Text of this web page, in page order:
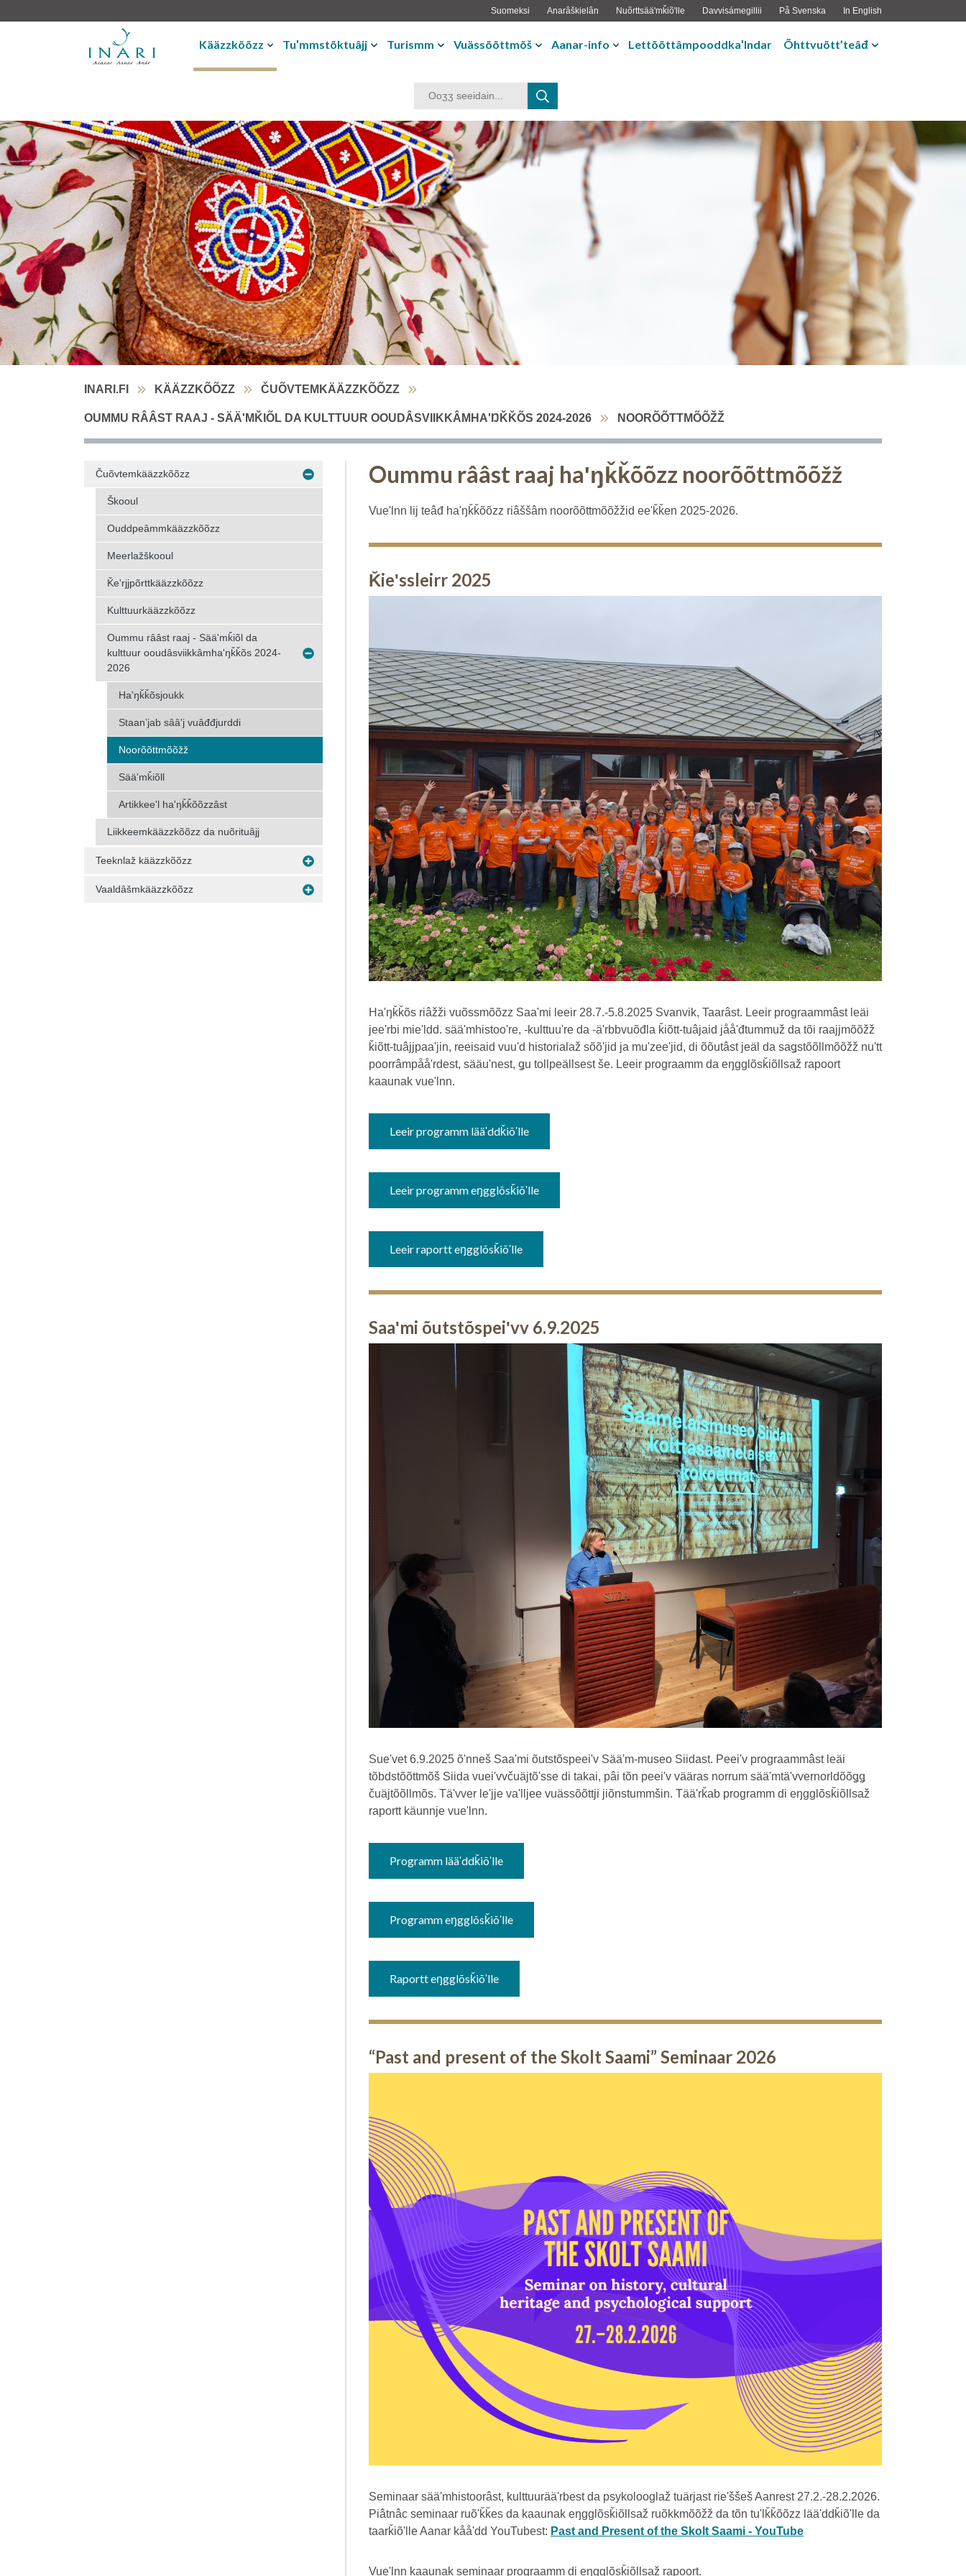
Suomeksi Anarâškielân Nuõrttsääʹmǩiõʹlle Davvisámegillii På Svenska In English
Kääzzkõõzz Tuʹmmstõktuâjj Turismm Vuässõõttmõš Aanar-info Lettõõttâmpooddkaʹlndar Õhttvuõtt’teâđ
INARI.FI KÄÄZZKÕÕZZ ČUÕVTEMKÄÄZZKÕÕZZ
OUMMU RÂÂST RAAJ - SÄÄʹMǨIÕL DA KULTTUUR OOUDÂSVIIKKÂMHAʹŊǨǨÕS 2024-2026 NOORÕÕTTMÕÕŽŽ
Čuõvtemkääzzkõõzz
Škooul
Ouddpeâmmkääzzkõõzz
Meerlažškooul
Ǩeʹrjjpõrttkääzzkõõzz
Kulttuurkääzzkõõzz
Oummu rââst raaj - Sääʹmǩiõl da
kulttuur ooudâsviikkâmhaʹŋǩǩõs 2024-
2026
Haʹŋǩǩõsjoukk
Staanʼjab sââʹj vuâđđjurddi
Noorõõttmõõžž
Sääʹmǩiõll
Artikkeeʹl haʹŋǩǩõõzzâst
Liikkeemkääzzkõõzz da nuõrituâjj
Teeknlaž kääzzkõõzz
Vaaldâšmkääzzkõõzz
Oummu rââst raaj haʹŋǩǩõõzz noorõõttmõõžž
Vueʹlnn lij teâđ haʹŋǩǩõõzz riâššâm noorõõttmõõžžid eeʹǩǩen 2025-2026.
Ǩieʹssleirr 2025
Haʹŋǩǩõs riâžži vuõssmõõzz Saaʹmi leeir 28.7.-5.8.2025 Svanvik, Taarâst. Leeir prograammâst leäi
jeeʹrbi mieʹldd. sääʹmhistooʹre, -kulttuuʹre da -äʹrbbvuõđla ǩiõtt-tuâjaid jååʹđtummuž da tõi raajjmõõžž
ǩiõtt-tuâjjpaaʹjin, reeisaid vuuʹd historialaž sõõʹjid ja muʹzeeʹjid, di õõutâst jeäl da saǥstõõllmõõžž nuʹtt
poorrâmpååʹrdest, sääuʹnest, ǥu tollpeällsest še. Leeir prograamm da eŋgglõsǩiõllsaž rapoort
kaaunak vueʹlnn.
Leeir programm lääʹddǩiõʹlle
Leeir programm eŋgglõsǩiõʹlle
Leeir raportt eŋgglõsǩiõʹlle
Saaʹmi õutstõspeiʹvv 6.9.2025
Sueʹvet 6.9.2025 õʹnneš Saaʹmi õutstõspeeiʹv Sääʹm-museo Siidast. Peeiʹv prograammâst leäi
tõbdstõõttmõš Siida vueiʹvvčuäjtõʹsse di takai, pâi tõn peeiʹv vääras norrum sääʹmtäʹvvernorldõõǥǥ
čuäjtõõllmõs. Täʹvver leʹjje vaʹlljee vuässõõttji jiõnstummšin. Tääʹrǩab programm di eŋgglõsǩiõllsaž
raportt käunnje vueʹlnn.
Programm lääʹddǩiõʹlle
Programm eŋgglõsǩiõʹlle
Raportt eŋgglõsǩiõʹlle
“Past and present of the Skolt Saami” Seminaar 2026
Seminaar sääʹmhistoorâst, kulttuurääʹrbest da psykolooglaž tuärjast rieʹššeš Aanrest 27.2.-28.2.2026.
Piâtnâc seminaar ruõʹǩǩes da kaaunak eŋgglõsǩiõllsaž ruõkkmõõžž da tõn tuʹlǩǩõõzz lääʹddǩiõʹlle da
taarǩiõʹlle Aanar kååʹdd YouTubest: Past and Present of the Skolt Saami - YouTube
Vueʹlnn kaaunak seminaar prograamm di eŋgglõsǩiõllsaž rapoort.